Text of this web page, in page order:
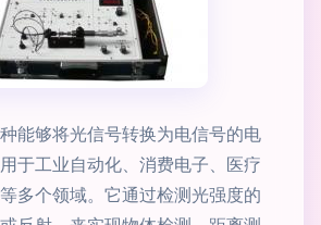
能够将光信号转换为电信号的电
于工业自动化、消费电子、医疗
多个领域。它通过检测光强度的